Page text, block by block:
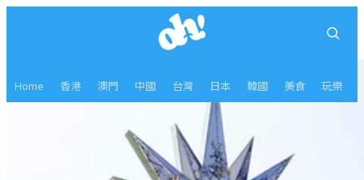
Home 香港 澳門 中國 台灣 日本 韓國 美食 玩樂